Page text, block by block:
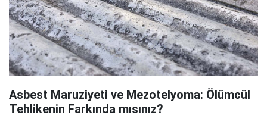
Asbest Maruziyeti ve Mezotelyoma: Ölümcül
Tehlikenin Farkında mısınız?